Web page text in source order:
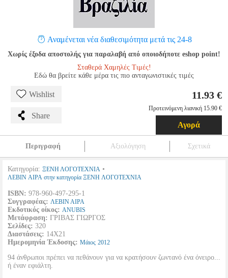
Αναμένεται νέα διαθεσιμότητα μετά τις 24-8
Χωρίς έξοδα αποστολής για παραλαβή από οποιοδήποτε eshop point!
Σταθερά Χαμηλές Τιμές!
Εδώ θα βρείτε κάθε μέρα τις πιο ανταγωνιστικές τιμές
Wishlist
Share
11.93 €
Προτεινόμενη λιανική 15.90 €
Αγορά
Περιγραφή Αξιολόγηση Σχετικά
Κατηγορία: ΞΕΝΗ ΛΟΓΟΤΕΧΝΙΑ •
ΛΕΒΙΝ ΑΙΡΑ στην κατηγορία ΞΕΝΗ ΛΟΓΟΤΕΧΝΙΑ
ISBN: 978-960-497-295-1
Συγγραφέας: ΛΕΒΙΝ ΑΙΡΑ
Εκδοτικός οίκος: ANUBIS
Μετάφραση: ΓΡΙΒΑΣ ΓΙΩΡΓΟΣ
Σελίδες: 320
Διαστάσεις: 14Χ21
Ημερομηνία Έκδοσης: Μάιος 2012
94 άνθρωποι πρέπει να πεθάνουν για να κρατήσουν ζωντανό ένα όνειρο...
ή έναν εφιάλτη.